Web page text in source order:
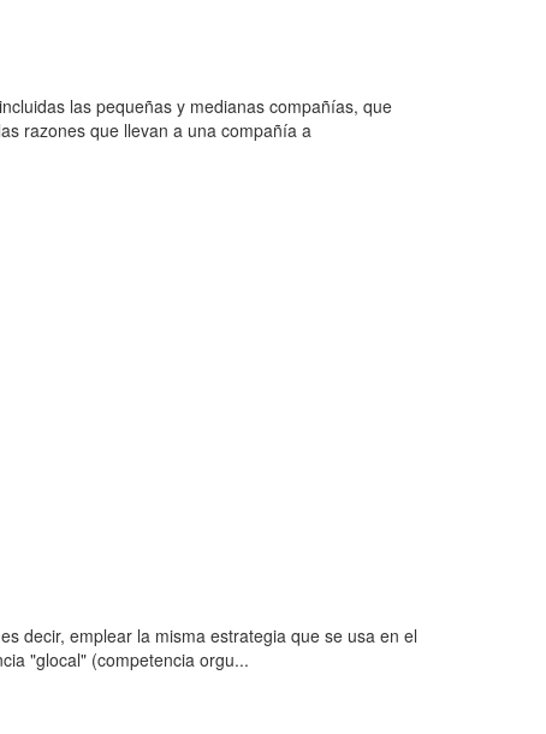
las pequeñas y medianas compañías, que
razones que llevan a una compañía a
decir, emplear la misma estrategia que se usa en el
"glocal" (competencia orgu...